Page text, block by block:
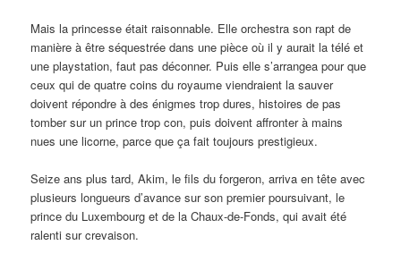
Mais la princesse était raisonnable. Elle orchestra son rapt de
manière à être séquestrée dans une pièce où il y aurait la télé et
une playstation, faut pas déconner. Puis elle s’arrangea pour que
ceux qui de quatre coins du royaume viendraient la sauver
doivent répondre à des énigmes trop dures, histoires de pas
tomber sur un prince trop con, puis doivent affronter à mains
nues une licorne, parce que ça fait toujours prestigieux.
Seize ans plus tard, Akim, le fils du forgeron, arriva en tête avec
plusieurs longueurs d’avance sur son premier poursuivant, le
prince du Luxembourg et de la Chaux-de-Fonds, qui avait été
ralenti sur crevaison.